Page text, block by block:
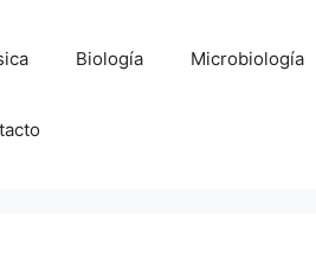
Biología Microbiología